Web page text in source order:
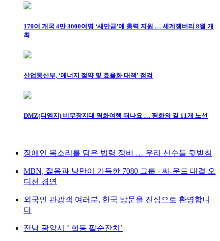
170여 개국 4만 3000여명 ‘새만금’에 총력 지원 … 세계잼버리 8월 개
최
산업통산부, ‘에너지 절약 및 효율화 대책’ 점검
DMZ(디엠지) 비무장지대 평화여행 떠나요 … 평화의 길 11개 노선
장애인 목소리를 담은 법령 정비 … 우리 선수들 뒷받침
MBN, 젊음과 낭만이 가득한 7080 그룹 · 싸-운드 대결 오
디션 경연
외국인 관광객 여러분, 한국 방문을 진심으로 환영합니
다
전남 광양시 ‘ 합동 팔순잔치’